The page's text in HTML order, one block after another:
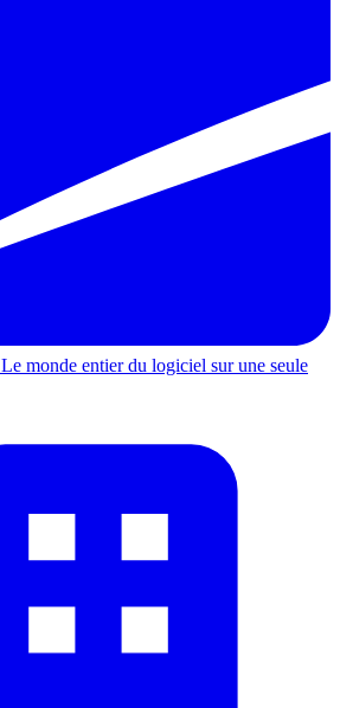
Le monde entier du logiciel sur une seule